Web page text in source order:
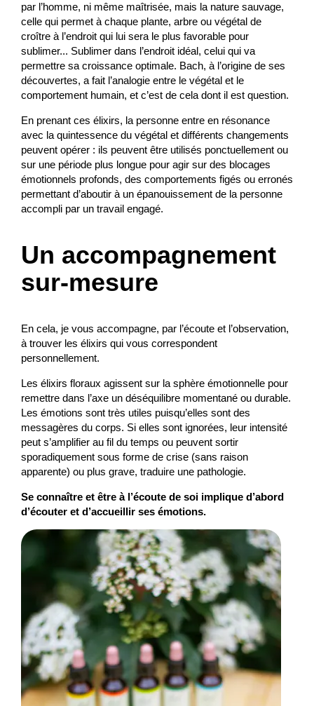
par l’homme, ni même maîtrisée, mais la nature sauvage,
celle qui permet à chaque plante, arbre ou végétal de
croître à l’endroit qui lui sera le plus favorable pour
sublimer... Sublimer dans l’endroit idéal, celui qui va
permettre sa croissance optimale. Bach, à l’origine de ses
découvertes, a fait l’analogie entre le végétal et le
comportement humain, et c’est de cela dont il est question.
En prenant ces élixirs, la personne entre en résonance
avec la quintessence du végétal et différents changements
peuvent opérer : ils peuvent être utilisés ponctuellement ou
sur une période plus longue pour agir sur des blocages
émotionnels profonds, des comportements figés ou erronés
permettant d’aboutir à un épanouissement de la personne
accompli par un travail engagé.
Un accompagnement
sur-mesure
En cela, je vous accompagne, par l’écoute et l’observation,
à trouver les élixirs qui vous correspondent
personnellement.
Les élixirs floraux agissent sur la sphère émotionnelle pour
remettre dans l’axe un déséquilibre momentané ou durable.
Les émotions sont très utiles puisqu’elles sont des
messagères du corps. Si elles sont ignorées, leur intensité
peut s’amplifier au fil du temps ou peuvent sortir
sporadiquement sous forme de crise (sans raison
apparente) ou plus grave, traduire une pathologie.
Se connaître et être à l’écoute de soi implique d’abord
d’écouter et d’accueillir ses émotions.